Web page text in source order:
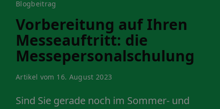
Blogbeitrag
Vorbereitung auf Ihren
Messeauftritt: die
Messepersonalschulung
Artikel vom 16. August 2023
Sind Sie gerade noch im Sommer- und